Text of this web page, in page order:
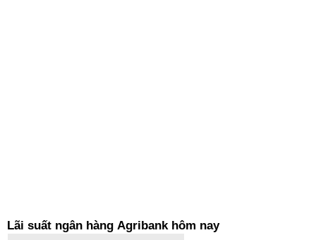
Lãi suất ngân hàng Agribank hôm nay